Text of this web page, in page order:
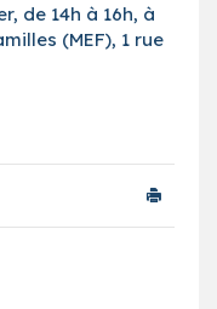
de 14h à 16h, à
(MEF), 1 rue